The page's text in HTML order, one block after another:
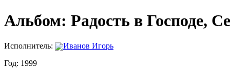
Альбом: Радость в Господе,
Исполнитель: Иванов Игорь
Год: 1999